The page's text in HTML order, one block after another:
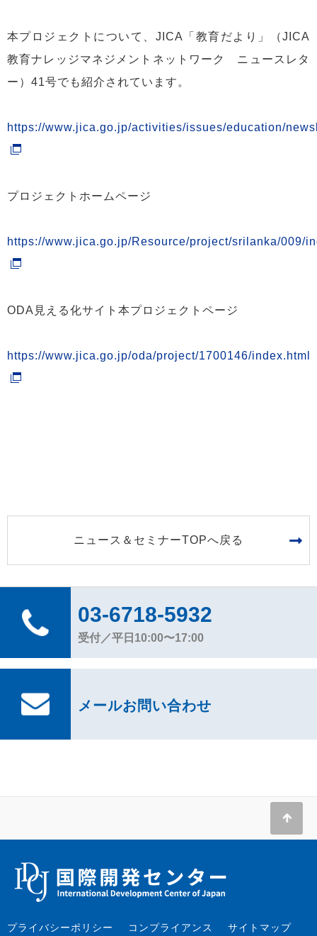
本プロジェクトについて、JICA「教育だより」（JICA
教育ナレッジマネジメントネットワーク ニュースレタ
ー）41号でも紹介されています。
https://www.jica.go.jp/activities/issues/education/
プロジェクトホームページ
https://www.jica.go.jp/Resource/project/srilanka/009/
ODA見える化サイト本プロジェクトページ
https://www.jica.go.jp/oda/project/1700146/index.html
ニュース＆セミナーTOPへ戻る
03-6718-5932
受付／平日10:00〜17:00
メールお問い合わせ
プライバシーポリシー コンプライアンス サイトマップ